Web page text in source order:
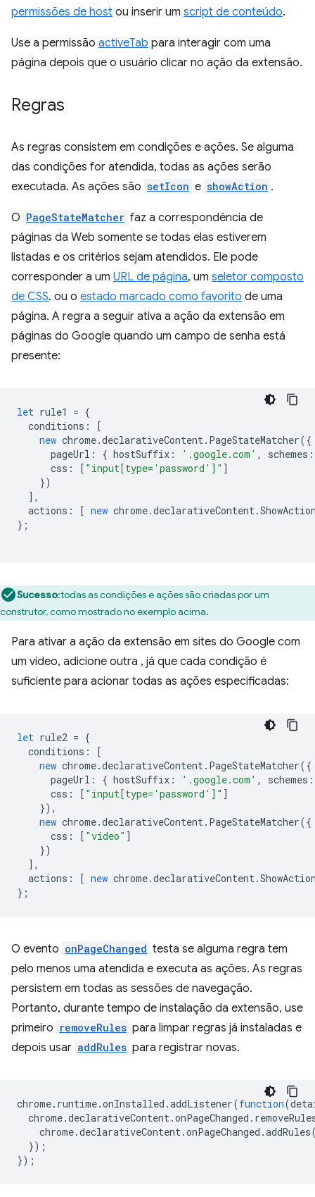
permissões de host ou inserir um script de conteúdo.
Use a permissão activeTab para interagir com uma
página depois que o usuário clicar no ação da extensão.
Regras
As regras consistem em condições e ações. Se alguma
das condições for atendida, todas as ações serão
executada. As ações são setIcon e showAction .
O PageStateMatcher faz a correspondência de
páginas da Web somente se todas elas estiverem
listadas e os critérios sejam atendidos. Ele pode
corresponder a um URL de página, um seletor composto
de CSS. ou o estado marcado como favorito de uma
página. A regra a seguir ativa a ação da extensão em
páginas do Google quando um campo de senha está
presente:
let rule1 = {
conditions :
[
new chrome.declarativeContent. PageStateMatcher({
pageUrl : { hostSuffix : '.google.com' , schemes :
css : [ "input[type='password']" ]
})
],
actions : [ new chrome.declarativeContent.
};
Sucesso:todas as condições e ações são criadas por um
construtor, como mostrado no exemplo acima.
Para ativar a ação da extensão em sites do Google com
um vídeo, adicione outra , já que cada condição é
suficiente para acionar todas as ações especificadas:
let rule2 = {
conditions :
[
new chrome.declarativeContent. PageStateMatcher({
pageUrl : { hostSuffix : '.google.com' , schemes :
css : [ "input[type='password']" ]
}),
new chrome.declarativeContent. PageStateMatcher({
css : [ "video" ]
})
],
actions : [ new chrome.declarativeContent.
};
O evento onPageChanged testa se alguma regra tem
pelo menos uma atendida e executa as ações. As regras
persistem em todas as sessões de navegação.
Portanto, durante tempo de instalação da extensão, use
primeiro removeRules para limpar regras já instaladas e
depois usar addRules para registrar novas.
chrome. runtime.onInstalled .addListener(function(
chrome.declarativeContent.onPageChanged .
chrome.declarativeContent.onPageChanged .addRules
});
});